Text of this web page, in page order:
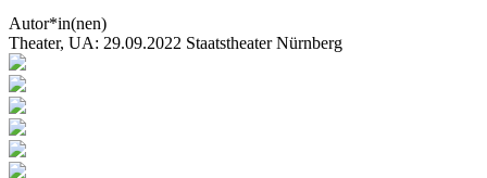
Autor*in(nen)
Theater, UA: 29.09.2022 Staatstheater Nürnberg